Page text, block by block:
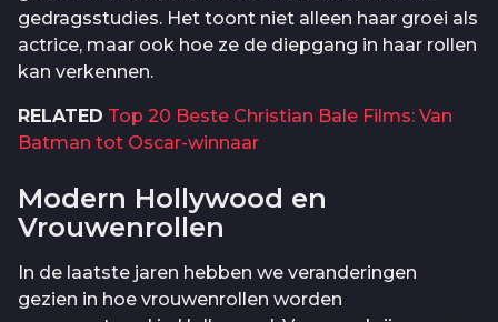
gedragsstudies. Het toont niet alleen haar groei als
actrice, maar ook hoe ze de diepgang in haar rollen
kan verkennen.
RELATED Top 20 Beste Christian Bale Films: Van
Batman tot Oscar-winnaar
Modern Hollywood en
Vrouwenrollen
In de laatste jaren hebben we veranderingen
gezien in hoe vrouwenrollen worden